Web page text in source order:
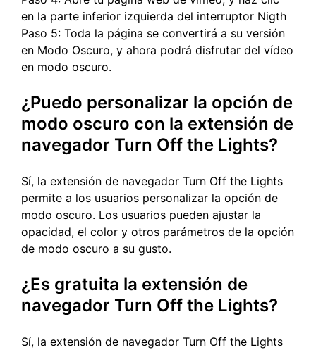
en la parte inferior izquierda del interruptor Nigth
Paso 5: Toda la página se convertirá a su versión
en Modo Oscuro, y ahora podrá disfrutar del vídeo
en modo oscuro.
¿Puedo personalizar la opción de
modo oscuro con la extensión de
navegador Turn Off the Lights?
Sí, la extensión de navegador Turn Off the Lights
permite a los usuarios personalizar la opción de
modo oscuro. Los usuarios pueden ajustar la
opacidad, el color y otros parámetros de la opción
de modo oscuro a su gusto.
¿Es gratuita la extensión de
navegador Turn Off the Lights?
Sí, la extensión de navegador Turn Off the Lights